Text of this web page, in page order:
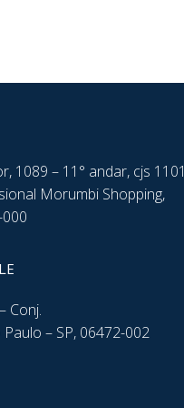
1089 – 11° andar, cjs 1101
Morumbi Shopping,
Conj.
– SP, 06472-002